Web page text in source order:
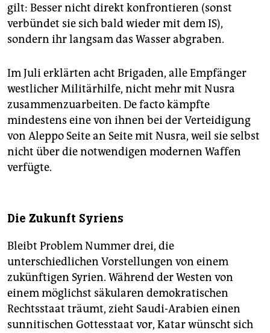
gilt: Besser nicht direkt konfrontieren (sonst
verbündet sie sich bald wieder mit dem IS),
sondern ihr langsam das Wasser abgraben.
Im Juli erklärten acht Brigaden, alle Empfänger
westlicher Militärhilfe, nicht mehr mit Nusra
zusammenzuarbeiten. De facto kämpfte
mindestens eine von ihnen bei der Verteidigung
von Aleppo Seite an Seite mit Nusra, weil sie selbst
nicht über die notwendigen modernen Waffen
verfügte.
Die Zukunft Syriens
Bleibt Problem Nummer drei, die
unterschiedlichen Vorstellungen von einem
zukünftigen Syrien. Während der Westen von
einem möglichst säkularen demokratischen
Rechtsstaat träumt, zieht Saudi-Arabien einen
sunnitischen Gottesstaat vor, Katar wünscht sich